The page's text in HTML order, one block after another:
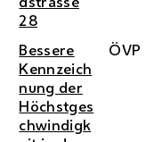
28
Bessere
Kennzeich
nung der
Höchstges
chwindigk
ÖVP